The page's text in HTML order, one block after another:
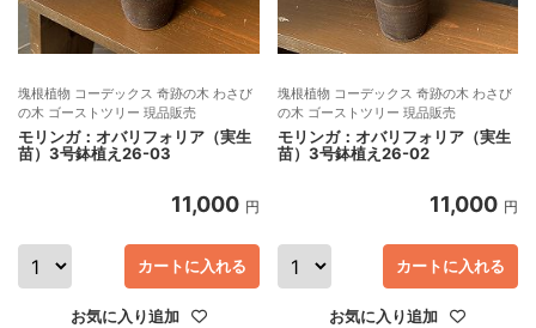
塊根植物 コーデックス 奇跡の木 わさび
の木 ゴーストツリー 現品販売
モリンガ：オバリフォリア（実生
苗）3号鉢植え26-03
11,000 円
カートに入れる
お気に入り追加
塊根植物 コーデックス 奇跡の木 わさび
の木 ゴーストツリー 現品販売
モリンガ：オバリフォリア（実生
苗）3号鉢植え26-02
11,000 円
カートに入れる
お気に入り追加